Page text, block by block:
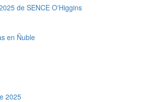
de SENCE O'Higgins
en Ñuble
2025